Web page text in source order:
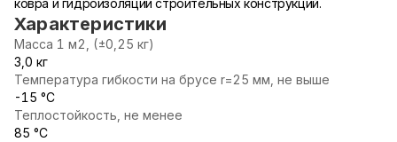
ковра и гидроизоляции строительных конструкций.
Характеристики
Масса 1 м2, (±0,25 кг)
3,0 кг
Температура гибкости на брусе r=25 мм, не выше
-15 °С
Теплостойкость, не менее
85 °С